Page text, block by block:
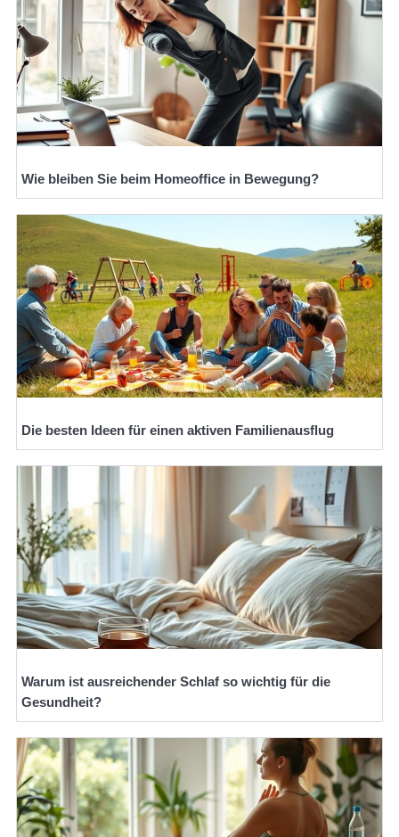
Wie bleiben Sie beim Homeoffice in Bewegung?
Die besten Ideen für einen aktiven Familienausflug
Warum ist ausreichender Schlaf so wichtig für die
Gesundheit?